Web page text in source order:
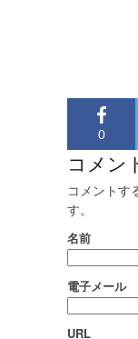
0
コメン
コメントす
す。
名前
電子メール
URL